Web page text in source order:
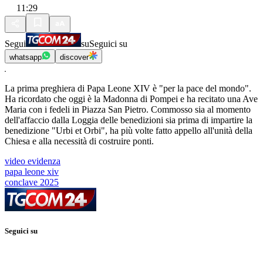
11:29
Segui suSeguici su
whatsapp discover
La prima preghiera di Papa Leone XIV è "per la pace del mondo".
Ha ricordato che oggi è la Madonna di Pompei e ha recitato una Ave
Maria con i fedeli in Piazza San Pietro. Commosso sia al momento
dell'affaccio dalla Loggia delle benedizioni sia prima di impartire la
benedizione "Urbi et Orbi", ha più volte fatto appello all'unità della
Chiesa e alla necessità di costruire ponti.
video evidenza
papa leone xiv
conclave 2025
Seguici su